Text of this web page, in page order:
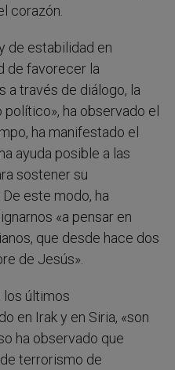
corazón.
de estabilidad en
de favorecer la
a través de diálogo, la
ha observado el
ha manifestado el
ayuda posible a las
sostener su
este modo, ha
«a pensar en
que desde hace dos
de Jesús».
los últimos
en Irak y en Siria, «son
ha observado que
terrorismo de